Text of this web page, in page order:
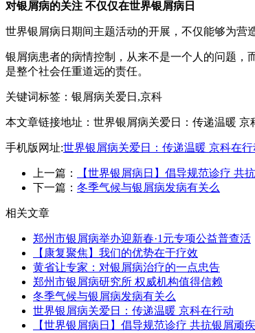
对银屑病的关注 不仅仅在世界银屑病日
世界银屑病日期间主题活动的开展，不仅能够为营
银屑病患者的病情控制，从来不是一个人的问题，
是整个社会任重道远的责任。
关键词标签：银屑病关爱日,京科
本文章链接地址：世界银屑病关爱日：传递温暖 京
手机版网址:世界银屑病关爱日：传递温暖 京科在行
上一篇：
【世界银屑病日】倡导规范诊疗 共
下一篇： 冬季气候与银屑病发病有关么
相关文章
郑州市银屑病举办迎新春·1元专项公益普查活
【康复聚焦】我们的优势在于疗效
黄省让专家：对银屑病治疗的一点忠告
郑州市银屑病研究所 权威机构值得信赖
冬季气候与银屑病发病有关么
世界银屑病关爱日：传递温暖 京科在行动
【世界银屑病日】倡导规范诊疗 共抗银屑顽疾